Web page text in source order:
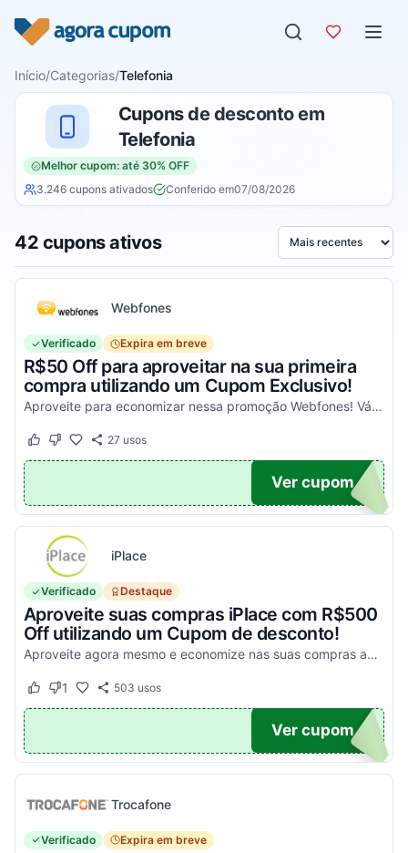
Início/Categorias/Telefonia
Cupons de desconto em
Telefonia
Melhor cupom: até 30% OFF
3.246 cupons ativados
Conferido em07/08/2026
42 cupons ativos Ordenar por
Webfones
Verificado Expira em breve
R$50 Off para aproveitar na sua primeira
compra utilizando um Cupom Exclusivo!
Aproveite para economizar nessa promoção Webfones! Válido em compras de valor acima de R$750!
Este cupom funcionou
Este cupom não funcionou
27 usos
UPOM
Ver cupom
iPlace
Verificado Destaque
Aproveite suas compras iPlace com R$500
Off utilizando um Cupom de desconto!
Aproveite agora mesmo e economize nas suas compras acima de R$7.199,99!
Este cupom funcionou
Este cupom não funcionou
1 503 usos
500
Ver cupom
Trocafone
Verificado Expira em breve